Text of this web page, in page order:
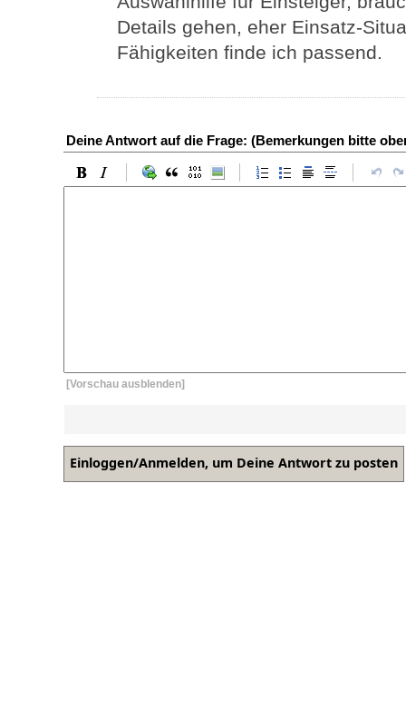
Details gehen, eher Einsatz-
Fähigkeiten finde ich passend.
Deine Antwort auf die Frage: (Bemerkungen bitte
[Vorschau ausblenden]